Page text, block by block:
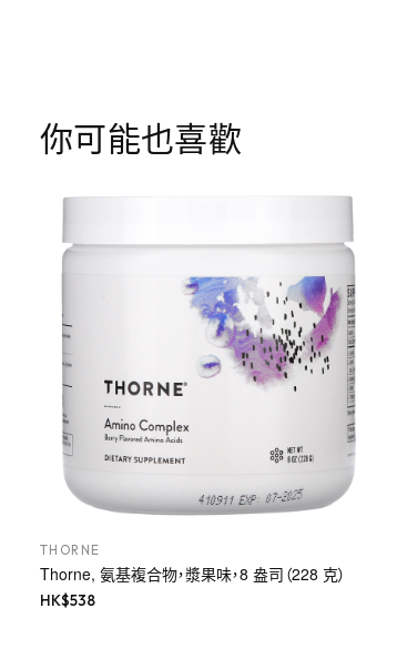
你可能也喜歡
THORNE
Thorne, 氨基複合物，漿果味，8 盎司（228 克）
HK$538